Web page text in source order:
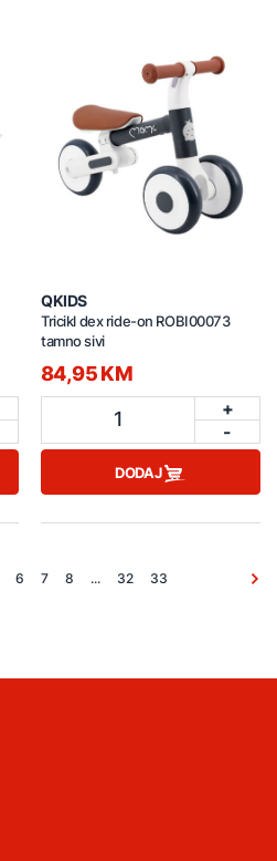
QKIDS
Tricikl dex ride-on ROBI00073
tamno sivi
84,95 KM
1
+
-
DODAJ
6 7 8 ... 32 33